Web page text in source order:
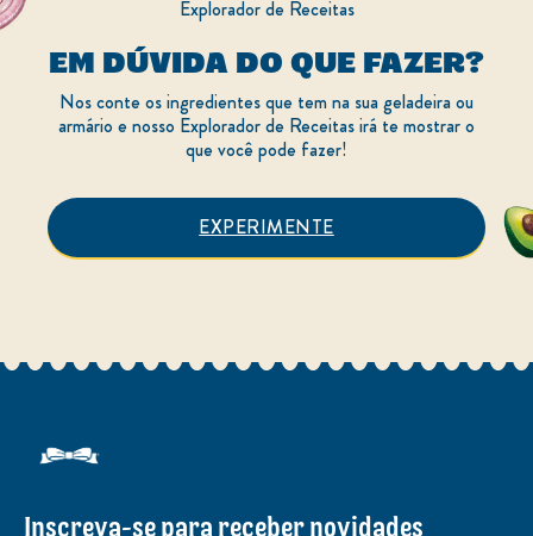
Explorador de Receitas
EM DÚVIDA DO QUE FAZER?
Nos conte os ingredientes que tem na sua geladeira ou
armário e nosso Explorador de Receitas irá te mostrar o
que você pode fazer!
EXPERIMENTE
Inscreva-se para receber novidades